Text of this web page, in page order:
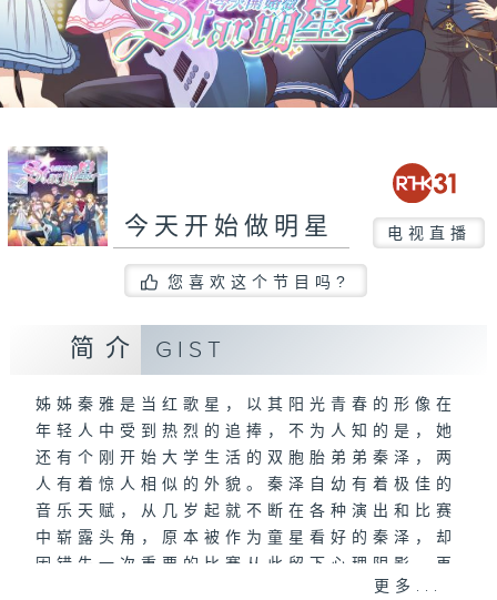
今天开始做明星 电视直播
您喜欢这个节目吗?
简介 GIST
姊姊秦雅是当红歌星，以其阳光青春的形像在
年轻人中受到热烈的追捧，不为人知的是，她
还有个刚开始大学生活的双胞胎弟弟秦泽，两
人有着惊人相似的外貌。秦泽自幼有着极佳的
音乐天赋，从几岁起就不断在各种演出和比赛
中崭露头角，原本被作为童星看好的秦泽，却
因错失一次重要的比赛从此留下心理阴影，再
无法在其他人面前歌唱，因为这次失败而黯淡
更多...